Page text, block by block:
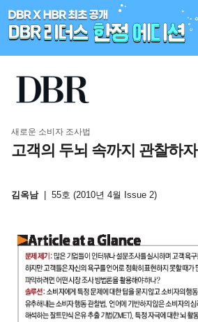
새로운 소비자 조사법
고객의 두뇌 속까지 관찰하자
김옥남 55호 (2010년 4월 Issue 2)